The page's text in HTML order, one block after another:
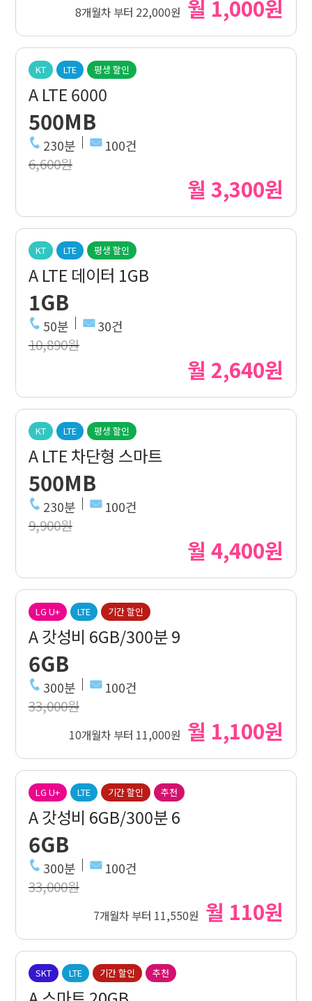
8개월차 부터 22,000원 월 1,000원
KT LTE 평생 할인
A LTE 6000
500MB
230분 100건
6,600원
월 3,300원
KT LTE 평생 할인
A LTE 데이터 1GB
1GB
50분 30건
10,890원
월 2,640원
KT LTE 평생 할인
A LTE 차단형 스마트
500MB
230분 100건
9,900원
월 4,400원
LG U+ LTE 기간 할인
A 갓성비 6GB/300분 9
6GB
300분 100건
33,000원
10개월차 부터 11,000원 월 1,100원
LG U+ LTE 기간 할인 추천
A 갓성비 6GB/300분 6
6GB
300분 100건
33,000원
7개월차 부터 11,550원 월 110원
SKT LTE 기간 할인 추천